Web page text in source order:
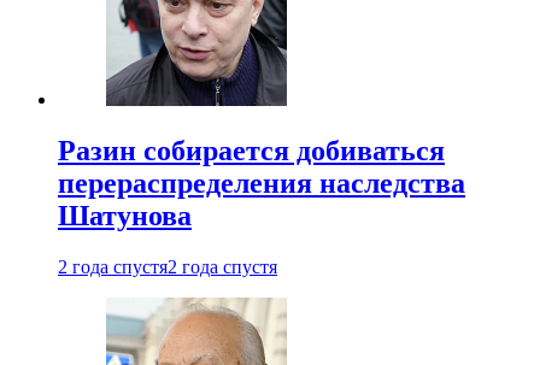
Разин собирается добиваться
перераспределения наследства
Шатунова
2 года спустя2 года спустя